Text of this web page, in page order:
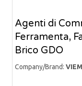
Agenti di
Ferramenta,
Brico GDO
Company/Brand: